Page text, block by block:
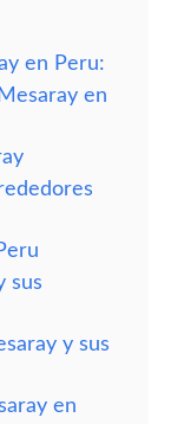
en Peru:
en
sus
y sus
en